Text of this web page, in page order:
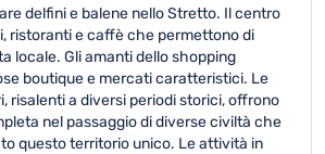
delfini e balene nello Stretto. Il centro
ristoranti e caffè che permettono di
locale. Gli amanti dello shopping
boutique e mercati caratteristici. Le
risalenti a diversi periodi storici, offrono
nel passaggio di diverse civiltà che
questo territorio unico. Le attività in